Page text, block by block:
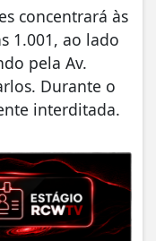
concentrará às
1.001, ao lado
pela Av.
Durante o
interditada.